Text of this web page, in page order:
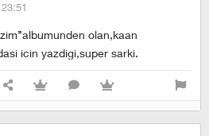
olan,kaan
icin yazdigi,super sarki.